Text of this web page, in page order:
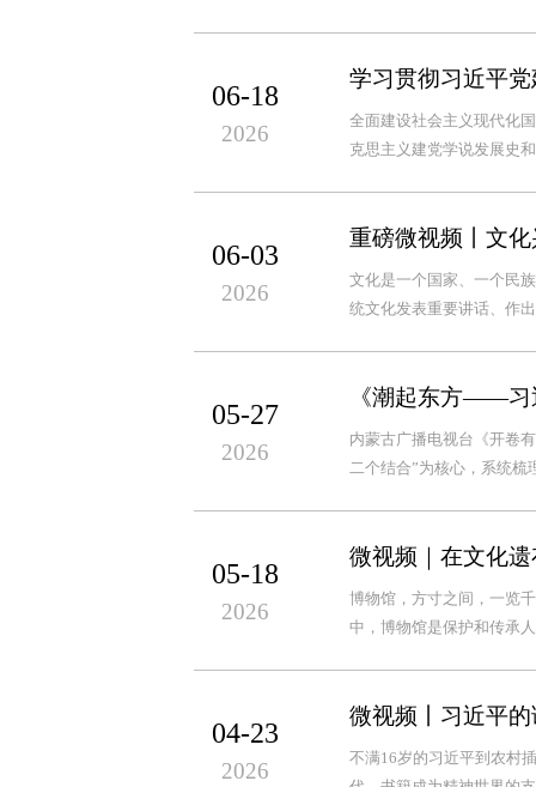
06-18
2026
学习贯彻习近平
全面建设社会主义现代化
克思主义建党学说发展史
06-03
2026
重磅微视频丨文
文化是一个国家、一个民
统文化发表重要讲话、作
05-27
2026
《潮起东方——习
内蒙古广播电视台《开卷
二个结合”为核心，系统
05-18
2026
微视频｜在文化
博物馆，方寸之间，一览
中，博物馆是保护和传承
04-23
2026
微视频丨习近平
不满16岁的习近平到农村